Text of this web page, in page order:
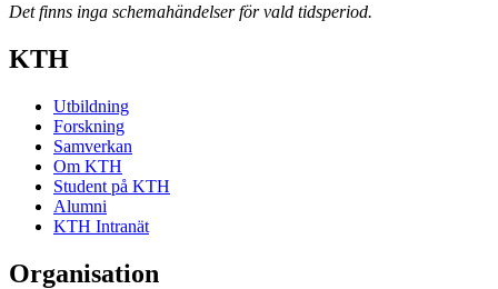
Det finns inga schemahändelser för vald tidsperiod.
KTH
Utbildning
Forskning
Samverkan
Om KTH
Student på KTH
Alumni
KTH Intranät
Organisation